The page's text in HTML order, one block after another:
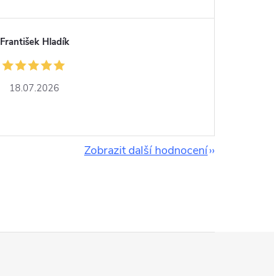
František Hladík
18.07.2026
Zobrazit další hodnocení